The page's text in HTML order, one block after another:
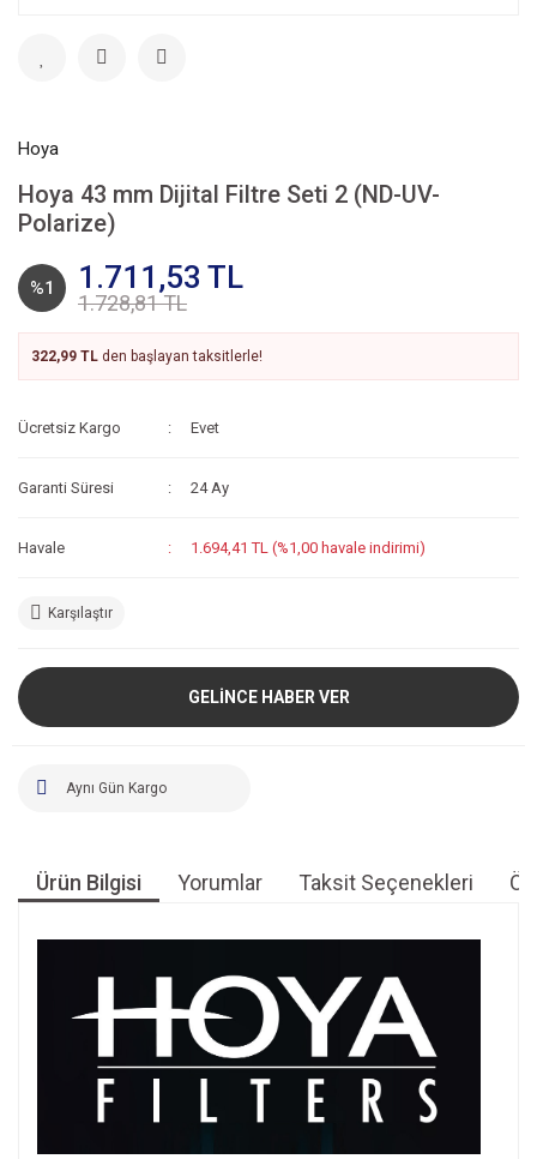
Hoya
Hoya 43 mm Dijital Filtre Seti 2 (ND-UV-
Polarize)
%1 1.711,53 TL
1.728,81 TL
322,99 TL den başlayan taksitlerle!
Ücretsiz Kargo Evet
Garanti Süresi 24 Ay
Havale 1.694,41 TL (%1,00 havale indirimi)
Karşılaştır
GELİNCE HABER VER
Aynı Gün Kargo
Ürün Bilgisi Yorumlar Taksit Seçenekleri